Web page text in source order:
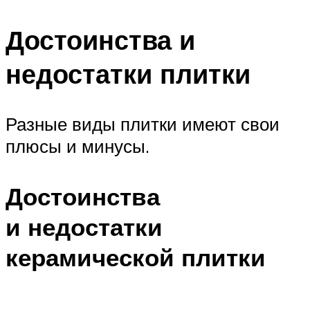
Достоинства и
недостатки плитки
Разные виды плитки имеют свои
плюсы и минусы.
Достоинства
и недостатки
керамической плитки